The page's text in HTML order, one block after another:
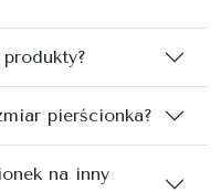
pierścionka?
na inny